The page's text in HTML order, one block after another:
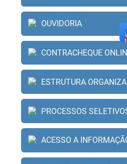
OUVIDORIA
CONTRACHEQUE
ESTRUTURA
PROCESSOS
ACESSO A